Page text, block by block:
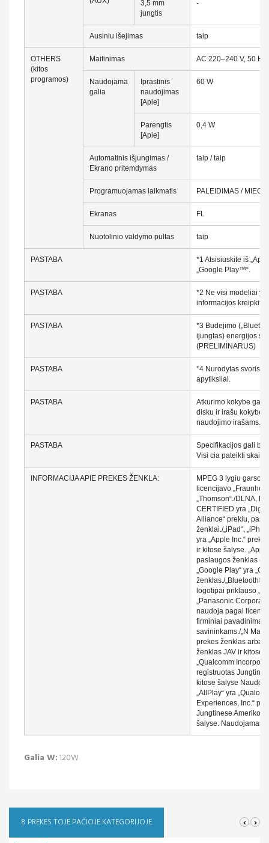
3,5 mm
jungtis
-
Ausiniu išejimas taip
OTHERS
(kitos
programos)
Maitinimas AC 220–240 V, 50 Hz
Naudojama
galia
Iprastinis
naudojimas
[Apie]
60 W
Parengtis
[Apie]
0,4 W
Automatinis išjungimas /
Ekrano pritemdymas
taip / taip
Programuojamas laikmatis PALEIDIMAS /
Ekranas FL
Nuotolinio valdymo pultas taip
PASTABA
*1 Atsisiuskite iš „App
„Google Play™“.
PASTABA
*2 Ne visi modeliai
informacijos
PASTABA
*3 Budejimo
ijungtas) energijos
(PRELIMINARUS)
PASTABA
*4 Nurodytas svoris ir
apytiksliai.
PASTABA
Atkurimo kokybe gali
disku ir irašu
naudojimo irašams.
PASTABA
Specifikacijos gali
Visi cia pateikti
INFORMACIJA APIE PREKES ŽENKLA:
MPEG 3 lygiu garso
licencijavo
„Thomson“./DLNA,
CERTIFIED yra
Alliance“ prekiu,
ženklai./„iPad“,
yra „Apple Inc.“
ir kitose šalyse. „App
paslaugos ženklas
„Google Play“ yra
ženklas./
logotipai priklauso
„Panasonic
naudoja pagal
firminiai pavadinimai
savininkams./„N
prekes ženklas arba
ženklas JAV ir kitose
„Qualcomm
registruotas
kitose šalyse
„AllPlay“ yra
Experiences, Inc.“
Jungtinese Amerikos
šalyse. Naudojamas
Galia W:120W
8 PREKĖS TOJE PAČIOJE KATEGORIJOJE ‹ ›